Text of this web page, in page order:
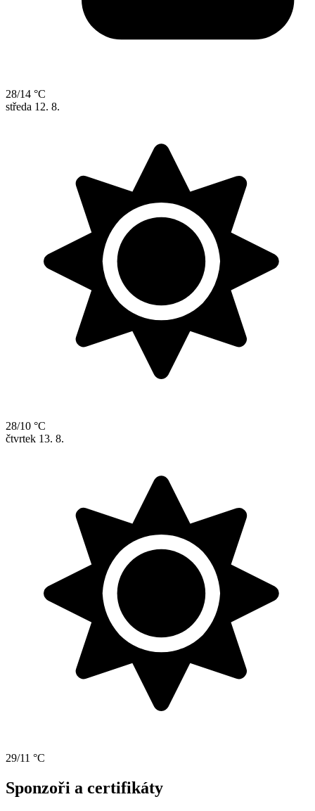
28/14 °C
středa 12. 8.
28/10 °C
čtvrtek 13. 8.
29/11 °C
Sponzoři a certifikáty